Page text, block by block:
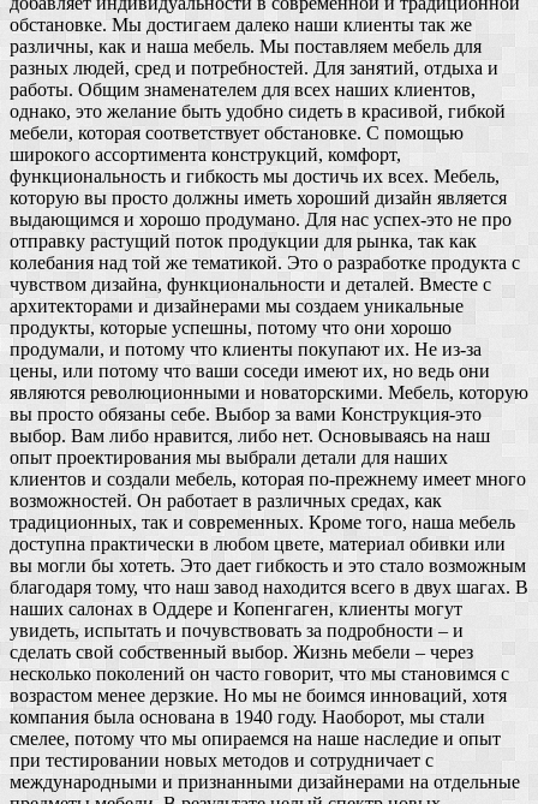
обстановке. Мы достигаем далеко наши клиенты так же
различны, как и наша мебель. Мы поставляем мебель для
разных людей, сред и потребностей. Для занятий, отдыха и
работы. Общим знаменателем для всех наших клиентов,
однако, это желание быть удобно сидеть в красивой, гибкой
мебели, которая соответствует обстановке. С помощью
широкого ассортимента конструкций, комфорт,
функциональность и гибкость мы достичь их всех. Мебель,
которую вы просто должны иметь хороший дизайн является
выдающимся и хорошо продумано. Для нас успех-это не про
отправку растущий поток продукции для рынка, так как
колебания над той же тематикой. Это о разработке продукта с
чувством дизайна, функциональности и деталей. Вместе с
архитекторами и дизайнерами мы создаем уникальные
продукты, которые успешны, потому что они хорошо
продумали, и потому что клиенты покупают их. Не из-за
цены, или потому что ваши соседи имеют их, но ведь они
являются революционными и новаторскими. Мебель, которую
вы просто обязаны себе. Выбор за вами Конструкция-это
выбор. Вам либо нравится, либо нет. Основываясь на наш
опыт проектирования мы выбрали детали для наших
клиентов и создали мебель, которая по-прежнему имеет много
возможностей. Он работает в различных средах, как
традиционных, так и современных. Кроме того, наша мебель
доступна практически в любом цвете, материал обивки или
вы могли бы хотеть. Это дает гибкость и это стало возможным
благодаря тому, что наш завод находится всего в двух шагах. В
наших салонах в Оддере и Копенгаген, клиенты могут
увидеть, испытать и почувствовать за подробности – и
сделать свой собственный выбор. Жизнь мебели – через
несколько поколений он часто говорит, что мы становимся с
возрастом менее дерзкие. Но мы не боимся инноваций, хотя
компания была основана в 1940 году. Наоборот, мы стали
смелее, потому что мы опираемся на наше наследие и опыт
при тестировании новых методов и сотрудничает с
международными и признанными дизайнерами на отдельные